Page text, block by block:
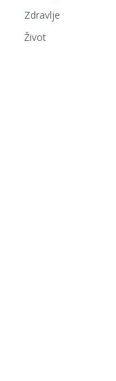
Zdravlje
Život